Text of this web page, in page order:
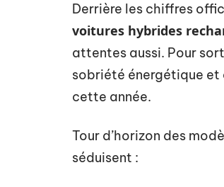
Derrière les chiffres
voitures hybrides
attentes aussi. Pour
sobriété énergétique et
cette année.
Tour d’horizon des
séduisent :